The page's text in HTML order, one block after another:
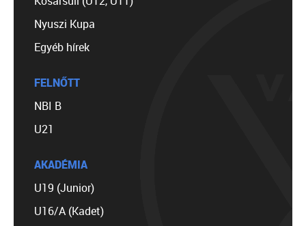
Nyuszi Kupa
Egyéb hírek
FELNŐTT
NBI B
U21
AKADÉMIA
U19 (Junior)
U16/A (Kadet)